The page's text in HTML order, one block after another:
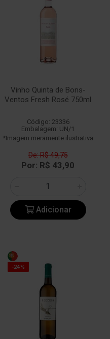
Vinho Quinta de Bons-
Ventos Fresh Rosé 750ml
Código: 23336
Embalagem: UN/1
*Imagem meramente ilustrativa
De: R$ 49,75
Por: R$ 43,90
Adicionar
-24%